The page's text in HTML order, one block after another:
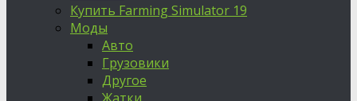
Купить Farming Simulator 19
Моды
Авто
Грузовики
Другое